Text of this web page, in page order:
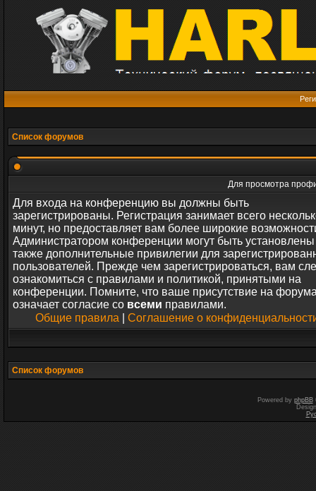
Список форумов
Для просмотра
Для входа на конференцию вы должны быть
зарегистрированы. Регистрация занимает всего
минут, но предоставляет вам более широкие
Администратором конференции могут быть установлены
также дополнительные привилегии для
пользователей. Прежде чем зарегистрироваться, вам
ознакомиться с правилами и политикой, принятыми на
конференции. Помните, что ваше присутствие на
означает согласие со всеми правилами.
Общие правила
Соглашение о
Список форумов
Powered by phpBB